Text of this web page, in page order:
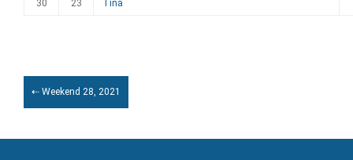
30 23 Tina
⇠ Weekend 28, 2021